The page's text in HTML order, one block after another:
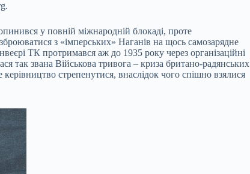
у повній міжнародній блокаді, проте
з «імперських» Наганів на щось самозарядне
ТК протримався аж до 1935 року через організаційні
так звана Військова тривога – криза британо-радянських
стрепенутися, внаслідок чого спішно взялися